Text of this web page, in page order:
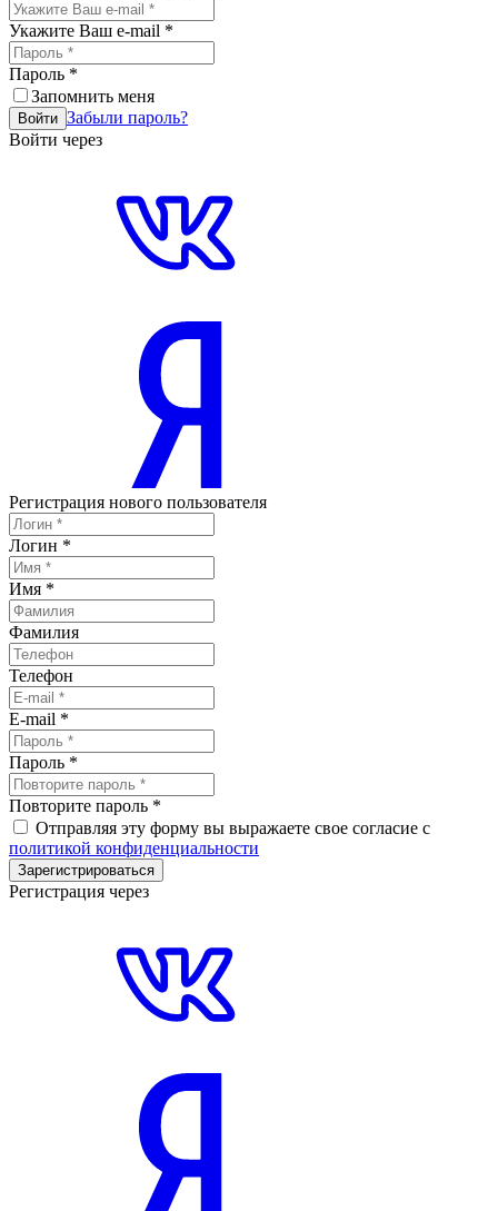
Укажите Ваш e-mail *
Пароль *
Запомнить меня
Войти Забыли пароль?
Войти через
Регистрация нового пользователя
Логин *
Имя *
Фамилия
Телефон
E-mail *
Пароль *
Повторите пароль *
Отправляя эту форму вы выражаете свое согласие с
политикой конфиденциальности
Зарегистрироваться
Регистрация через